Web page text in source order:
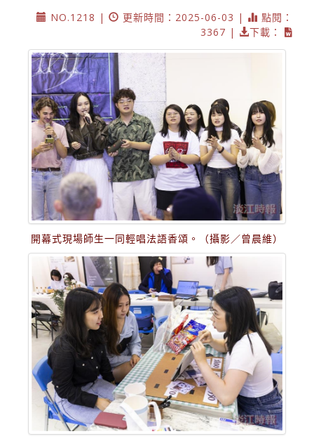
NO.1218 |
更新時間：2025-06-03 |
點閱：
3367 |
下載：
開幕式現場師生一同輕唱法語香頌。（攝影／曾晨維）